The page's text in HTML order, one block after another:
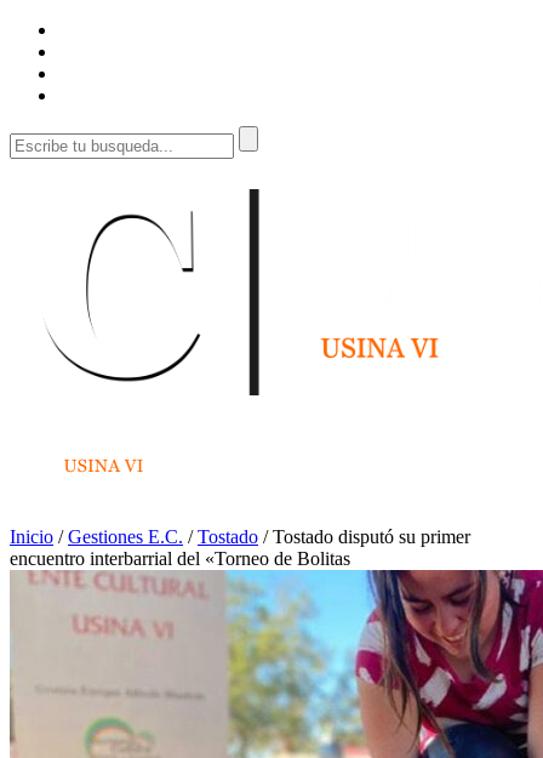
Inicio /Gestiones E.C. /Tostado /Tostado disputó su primer
encuentro interbarrial del «Torneo de Bolitas